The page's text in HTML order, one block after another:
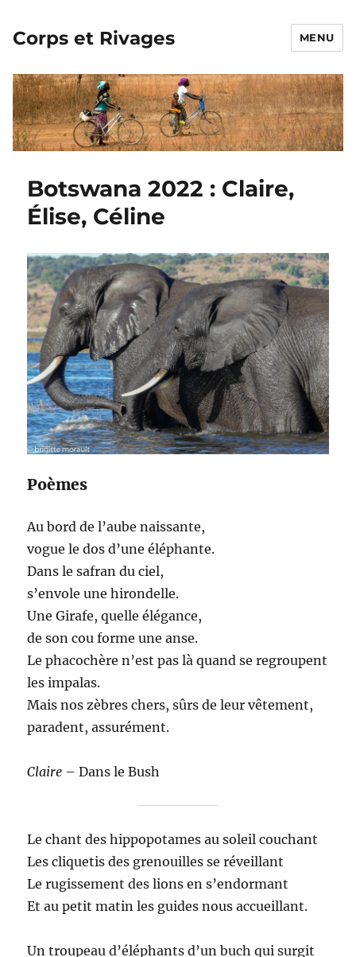
Corps et Rivages MENU
Botswana 2022 : Claire,
Élise, Céline
Poèmes
Au bord de l’aube naissante,
vogue le dos d’une éléphante.
Dans le safran du ciel,
s’envole une hirondelle.
Une Girafe, quelle élégance,
de son cou forme une anse.
Le phacochère n’est pas là quand se regroupent
les impalas.
Mais nos zèbres chers, sûrs de leur vêtement,
paradent, assurément.
Claire – Dans le Bush
Le chant des hippopotames au soleil couchant
Les cliquetis des grenouilles se réveillant
Le rugissement des lions en s’endormant
Et au petit matin les guides nous accueillant.
Un troupeau d’éléphants d’un buch qui surgit